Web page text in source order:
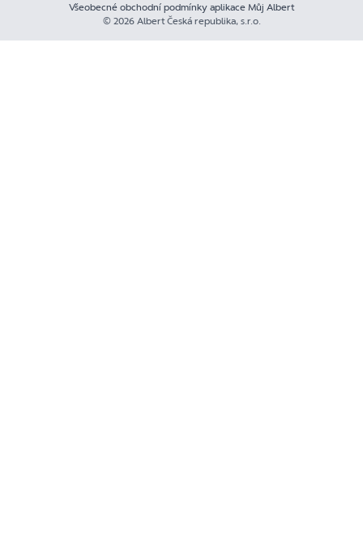
Všeobecné obchodní podmínky aplikace Můj Albert
© 2026 Albert Česká republika, s.r.o.